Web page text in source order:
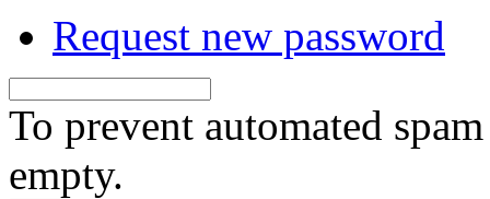
Request new password
To prevent automated
empty.